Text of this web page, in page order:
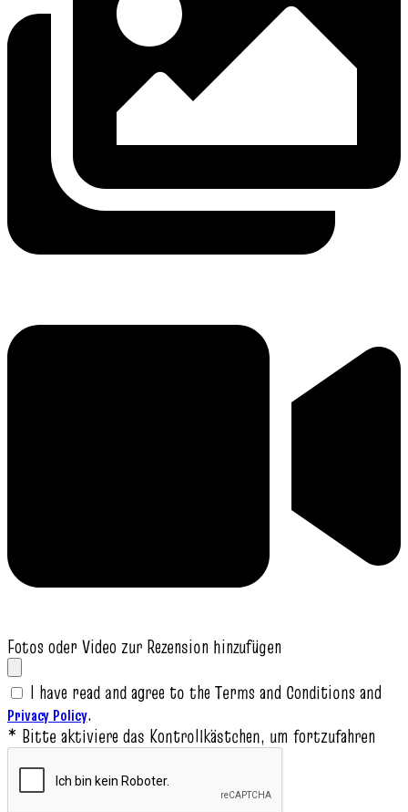
Fotos oder Video zur Rezension hinzufügen
I have read and agree to the Terms and Conditions and
Privacy Policy.
* Bitte aktiviere das Kontrollkästchen, um fortzufahren